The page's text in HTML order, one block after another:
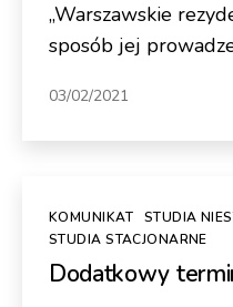
„Warszawskie
sposób jej
03/02/2021
Kategorie
KOMUNIKAT
STUDIA
STUDIA STACJONARNE
Dodatkowy